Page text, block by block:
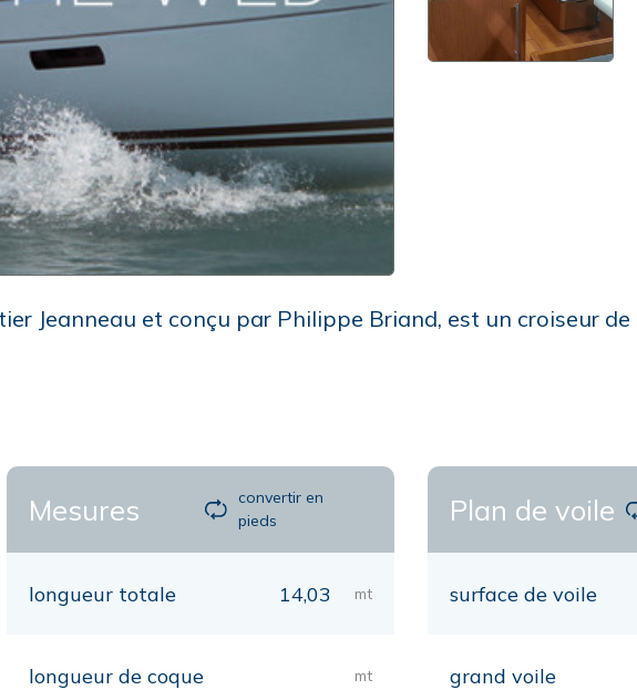
Jeanneau et conçu par Philippe Briand, est un croiseur
Mesures
convertir en
pieds
longueur totale 14,03 mt
longueur de coque mt
Plan de voile
surface de voile
grand voile